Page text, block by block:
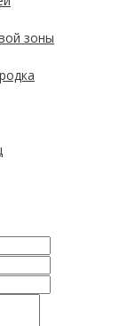
зоны